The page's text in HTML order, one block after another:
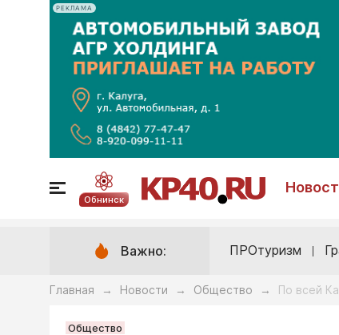
РЕКЛАМА
Обнинск
Важно: ПРОтуризм
Главная → Новости → Общество → По всей
Общество